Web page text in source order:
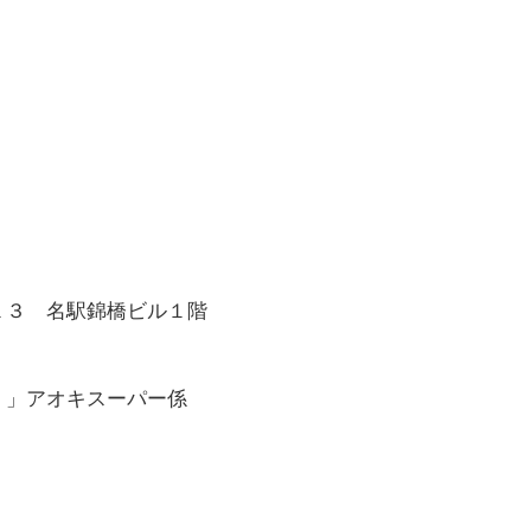
３ 名駅錦橋ビル１階
アオキスーパー係